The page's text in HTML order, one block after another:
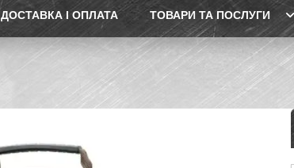
ДОСТАВКА І ОПЛАТА ТОВАРИ ТА ПОСЛУГИ